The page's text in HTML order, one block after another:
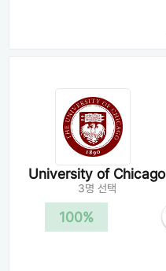
University of Chicago
3명 선택
100%